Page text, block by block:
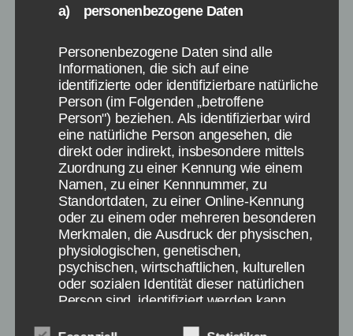
Diskussionen über eine ärztliche Untersuchung
Schlagwörter
Einparken,Video ,Unfall
Kategorien
VIDEOS
Miss Finnland bei Poker
Show mit Mega-Bluff
gegen Pokerprofi
Beitragsautor
Von Paul Stelzer Veröffentlichungsdatum
17. Februar 2015
a) personenbezogene Daten
Personenbezogene Daten sind alle
Informationen, die sich auf eine
identifizierte oder identifizierbare natürliche
Person (im Folgenden „betroffene
Person") beziehen. Als identifizierbar wird
eine natürliche Person angesehen, die
direkt oder indirekt, insbesondere mittels
Zuordnung zu einer Kennung wie einem
Namen, zu einer Kennnummer, zu
Standortdaten, zu einer Online-Kennung
oder zu einem oder mehreren besonderen
Merkmalen, die Ausdruck der physischen,
physiologischen, genetischen,
psychischen, wirtschaftlichen, kulturellen
oder sozialen Identität dieser natürlichen
Person sind, identifiziert werden kann.